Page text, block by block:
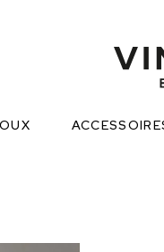
Ce site